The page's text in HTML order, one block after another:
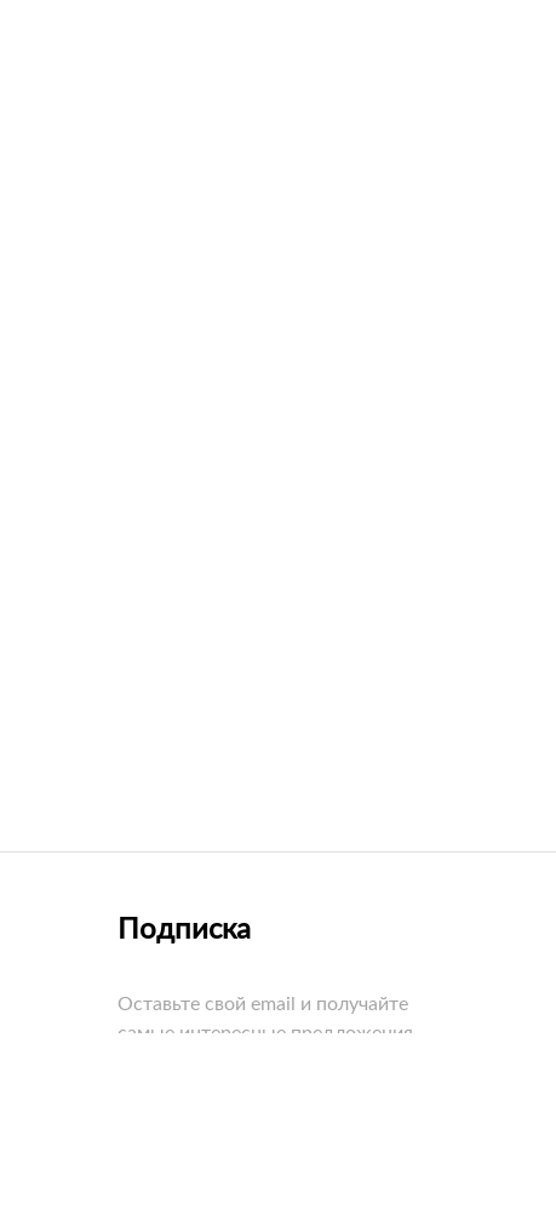
Подписка
Оставьте свой email и получайте
самые интересные предложения